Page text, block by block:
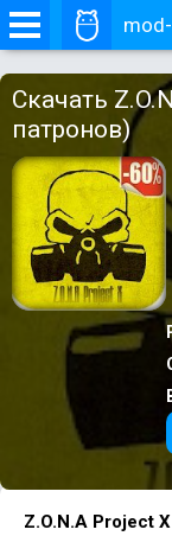
Скачать
патронов)
Z.O.N.A Project